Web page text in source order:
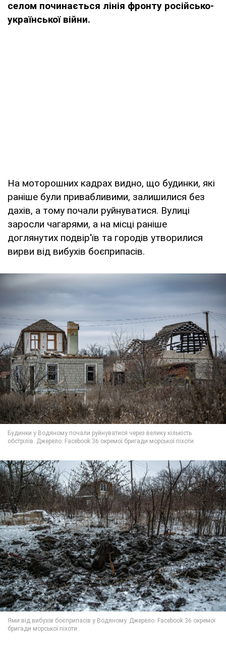
селом починається лінія фронту російсько-
української війни.
На моторошних кадрах видно, що будинки, які
раніше були привабливими, залишилися без
дахів, а тому почали руйнуватися. Вулиці
заросли чагарями, а на місці раніше
доглянутих подвір'їв та городів утворилися
вирви від вибухів боєприпасів.